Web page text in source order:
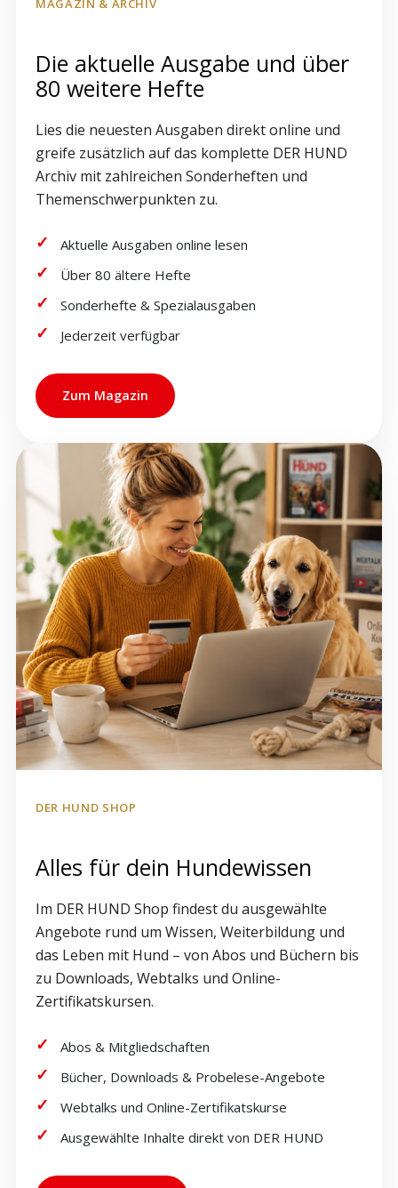
MAGAZIN & ARCHIV
Die aktuelle Ausgabe und über
80 weitere Hefte
Lies die neuesten Ausgaben direkt online und
greife zusätzlich auf das komplette DER HUND
Archiv mit zahlreichen Sonderheften und
Themenschwerpunkten zu.
Aktuelle Ausgaben online lesen
Über 80 ältere Hefte
Sonderhefte & Spezialausgaben
Jederzeit verfügbar
Zum Magazin
DER HUND SHOP
Alles für dein Hundewissen
Im DER HUND Shop findest du ausgewählte
Angebote rund um Wissen, Weiterbildung und
das Leben mit Hund – von Abos und Büchern bis
zu Downloads, Webtalks und Online-
Zertifikatskursen.
Abos & Mitgliedschaften
Bücher, Downloads & Probelese-Angebote
Webtalks und Online-Zertifikatskurse
Ausgewählte Inhalte direkt von DER HUND